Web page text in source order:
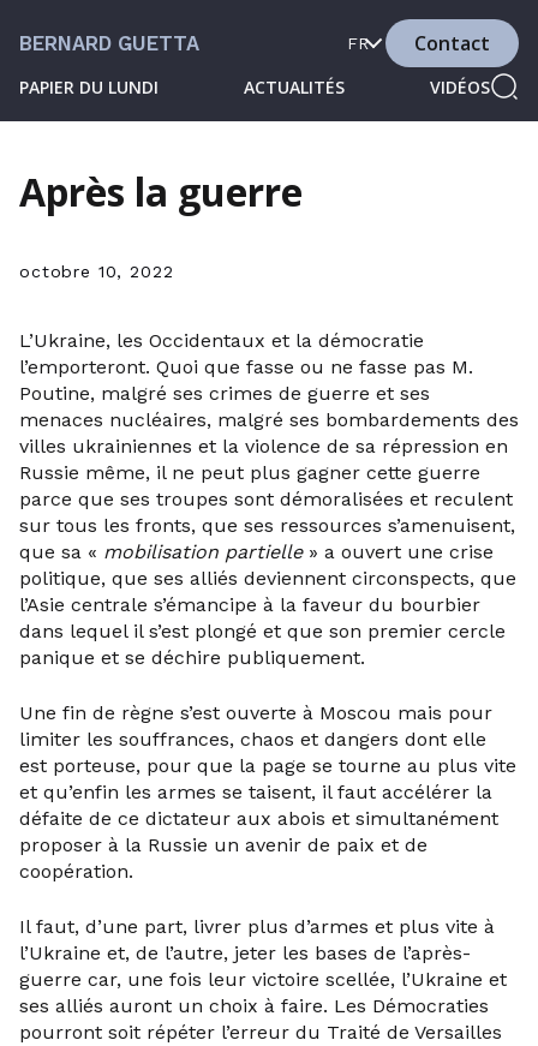
BERNARD GUETTA
PAPIER DU LUNDI ACTUALITÉS VIDÉOS
FR Contact
Après la guerre
octobre 10, 2022
L’Ukraine, les Occidentaux et la démocratie
l’emporteront. Quoi que fasse ou ne fasse pas M.
Poutine, malgré ses crimes de guerre et ses
menaces nucléaires, malgré ses bombardements des
villes ukrainiennes et la violence de sa répression en
Russie même, il ne peut plus gagner cette guerre
parce que ses troupes sont démoralisées et reculent
sur tous les fronts, que ses ressources s’amenuisent,
que sa « mobilisation partielle» a ouvert une crise
politique, que ses alliés deviennent circonspects, que
l’Asie centrale s’émancipe à la faveur du bourbier
dans lequel il s’est plongé et que son premier cercle
panique et se déchire publiquement.
Une fin de règne s’est ouverte à Moscou mais pour
limiter les souffrances, chaos et dangers dont elle
est porteuse, pour que la page se tourne au plus vite
et qu’enfin les armes se taisent, il faut accélérer la
défaite de ce dictateur aux abois et simultanément
proposer à la Russie un avenir de paix et de
coopération.
Il faut, d’une part, livrer plus d’armes et plus vite à
l’Ukraine et, de l’autre, jeter les bases de l’après-
guerre car, une fois leur victoire scellée, l’Ukraine et
ses alliés auront un choix à faire. Les Démocraties
pourront soit répéter l’erreur du Traité de Versailles